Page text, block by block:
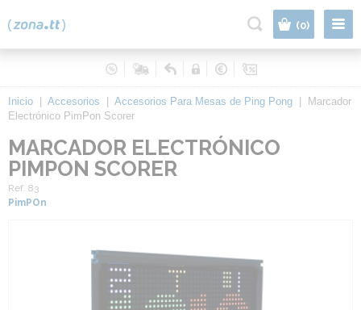
(0)
Inicio Accesorios Accesorios Para Mesas de Ping Pong
Marcador
Electrónico PimPon Scorer
MARCADOR ELECTRÓNICO
PIMPON SCORER
Ref. 83
PimPOn